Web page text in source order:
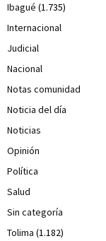
Ibagué (1.735)
Internacional
Judicial
Nacional
Notas comunidad
Noticia del día
Noticias
Opinión
Política
Salud
Sin categoría
Tolima (1.182)